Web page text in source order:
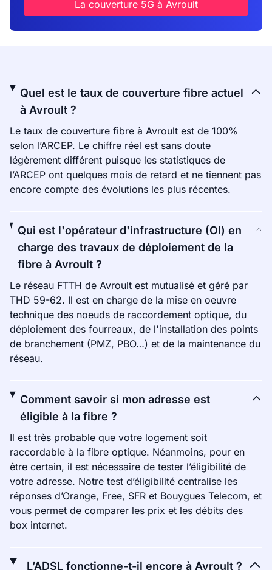
La couverture 5G à Avroult
Quel est le taux de couverture fibre actuel
à Avroult ?
Le taux de couverture fibre à Avroult est de 100%
selon l’ARCEP. Le chiffre réel est sans doute
légèrement différent puisque les statistiques de
l’ARCEP ont quelques mois de retard et ne tiennent pas
encore compte des évolutions les plus récentes.
Qui est l'opérateur d'infrastructure (OI) en
charge des travaux de déploiement de la
fibre à Avroult ?
Le réseau FTTH de Avroult est mutualisé et géré par
THD 59-62. Il est en charge de la mise en oeuvre
technique des noeuds de raccordement optique, du
déploiement des fourreaux, de l'installation des points
de branchement (PMZ, PBO…) et de la maintenance du
réseau.
Comment savoir si mon adresse est
éligible à la fibre ?
Il est très probable que votre logement soit
raccordable à la fibre optique. Néanmoins, pour en
être certain, il est nécessaire de tester l’éligibilité de
votre adresse. Notre test d’éligibilité centralise les
réponses d’Orange, Free, SFR et Bouygues Telecom, et
vous permet de comparer les prix et les débits des
box internet.
L’ADSL fonctionne-t-il encore à Avroult ?